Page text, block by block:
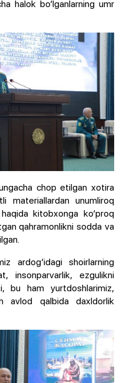
halok bo‘lganlarning umr
chop etilgan xotira
materiallardan unumliroq
kitobxonga ko‘proq
qahramonlikni sodda va
ardog‘idagi shoirlarning
insonparvarlik, ezgulikni
bu ham yurtdoshlarimiz,
avlod qalbida daxldorlik